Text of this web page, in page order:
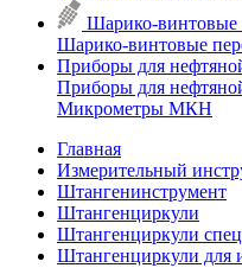
Шарико-
Шарико-винтовые
Приборы для
Приборы для
Микрометры МКН
Главная
Измерительный
Штангенинструмент
Штангенциркули
Штангенциркули
Штангенциркули для